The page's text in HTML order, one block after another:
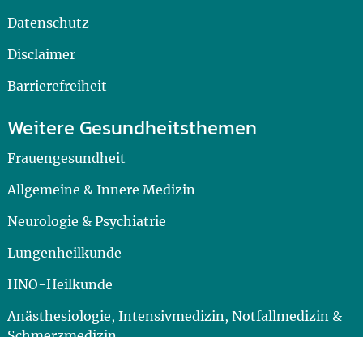
Datenschutz
Disclaimer
Barrierefreiheit
Weitere Gesundheitsthemen
Frauengesundheit
Allgemeine & Innere Medizin
Neurologie & Psychiatrie
Lungenheilkunde
HNO-Heilkunde
Anästhesiologie, Intensivmedizin, Notfallmedizin &